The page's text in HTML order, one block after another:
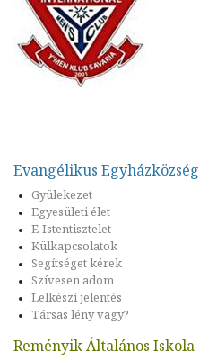
Evangélikus Egyházközség
Gyülekezet
Egyesületi élet
E-Istentisztelet
Külkapcsolatok
Segítséget kérek
Szívesen adom
Lelkészi jelentés
Társas lény vagy?
Reményik Általános Iskola